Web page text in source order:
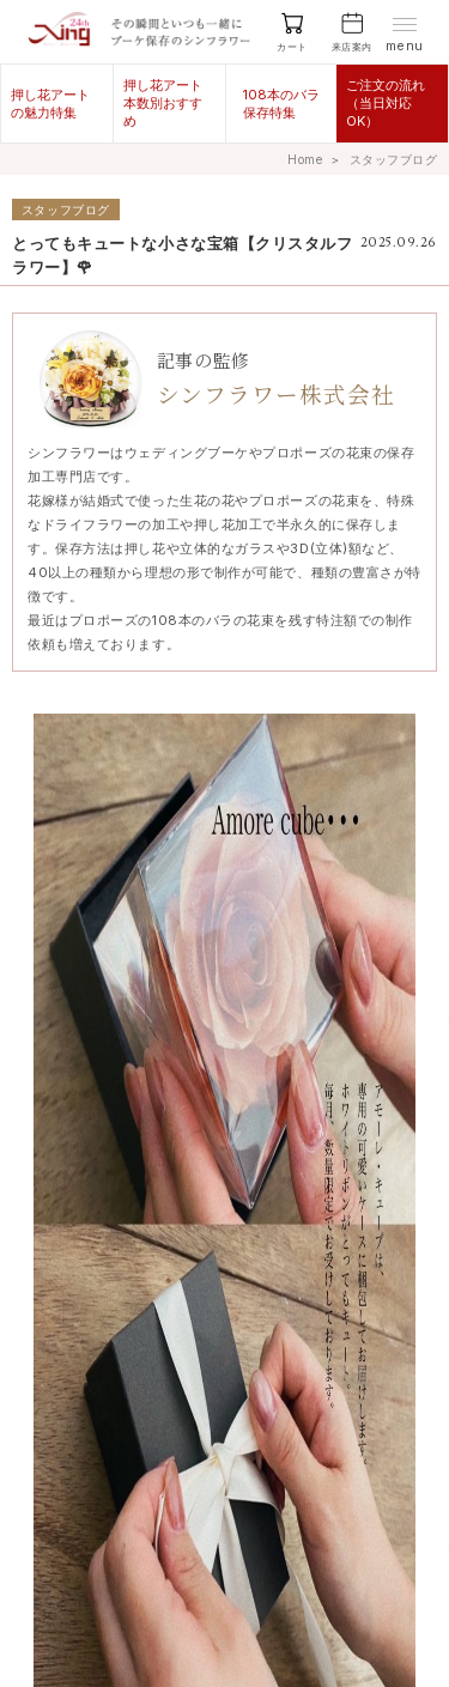
カート 来店案内 menu
押し花アート
の魅力特集
押し花アート
本数別おすす
め
108本のバラ
保存特集
ご注文の流れ
（当日対応
OK）
Home ＞ スタッフブログ
スタッフブログ
2025.09.26
とってもキュートな小さな宝箱【クリスタルフ
ラワー】🌹
記事の監修
シンフラワー株式会社
シンフラワーはウェディングブーケやプロポーズの花束の保存
加工専門店です。
花嫁様が結婚式で使った生花の花やプロポーズの花束を、特殊
なドライフラワーの加工や押し花加工で半永久的に保存しま
す。保存方法は押し花や立体的なガラスや3D(立体)額など、
40以上の種類から理想の形で制作が可能で、種類の豊富さが特
徴です。
最近はプロポーズの108本のバラの花束を残す特注額での制作
依頼も増えております。